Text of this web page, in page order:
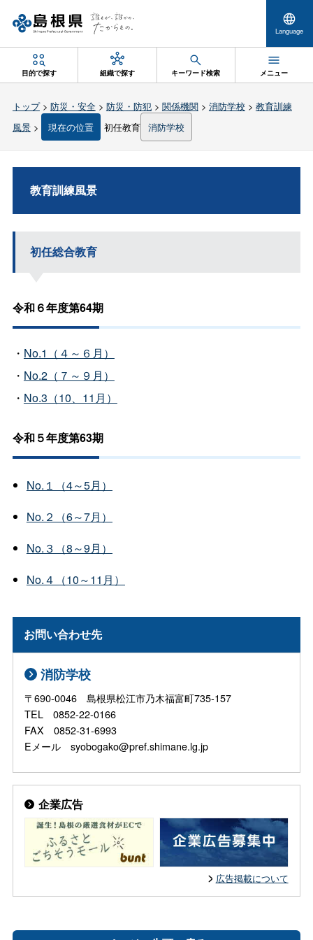
Language
目的で探す 組織で探す キーワード検索 メニュー
トップ> 防災・安全> 防災・防犯> 関係機関> 消防学校 > 教育訓練
風景> 現在の位置 初任教育 消防学校
教育訓練風景
初任総合教育
令和６年度第64期
・ No.1（４～６月）
・ No.2（７～９月）
・ No.3（10、11月）
令和５年度第63期
No.１（4～5月）
No.２（6～7月）
No.３（8～9月）
No.４（10～11月）
お問い合わせ先
消防学校
〒690-0046 島根県松江市乃木福富町735-157
TEL 0852-22-0166
FAX 0852-31-6993
Eメール syobogako@pref.shimane.lg.jp
企業広告
広告掲載について